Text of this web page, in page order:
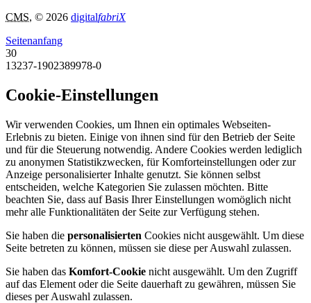
CMS, © 2026 digitalfabriX
Seitenanfang
30
13237-1902389978-0
Cookie-Einstellungen
Wir verwenden Cookies, um Ihnen ein optimales Webseiten-
Erlebnis zu bieten. Einige von ihnen sind für den Betrieb der Seite
und für die Steuerung notwendig. Andere Cookies werden lediglich
zu anonymen Statistikzwecken, für Komforteinstellungen oder zur
Anzeige personalisierter Inhalte genutzt. Sie können selbst
entscheiden, welche Kategorien Sie zulassen möchten. Bitte
beachten Sie, dass auf Basis Ihrer Einstellungen womöglich nicht
mehr alle Funktionalitäten der Seite zur Verfügung stehen.
Sie haben die personalisierten Cookies nicht ausgewählt. Um diese
Seite betreten zu können, müssen sie diese per Auswahl zulassen.
Sie haben das Komfort-Cookie nicht ausgewählt. Um den Zugriff
auf das Element oder die Seite dauerhaft zu gewähren, müssen Sie
dieses per Auswahl zulassen.